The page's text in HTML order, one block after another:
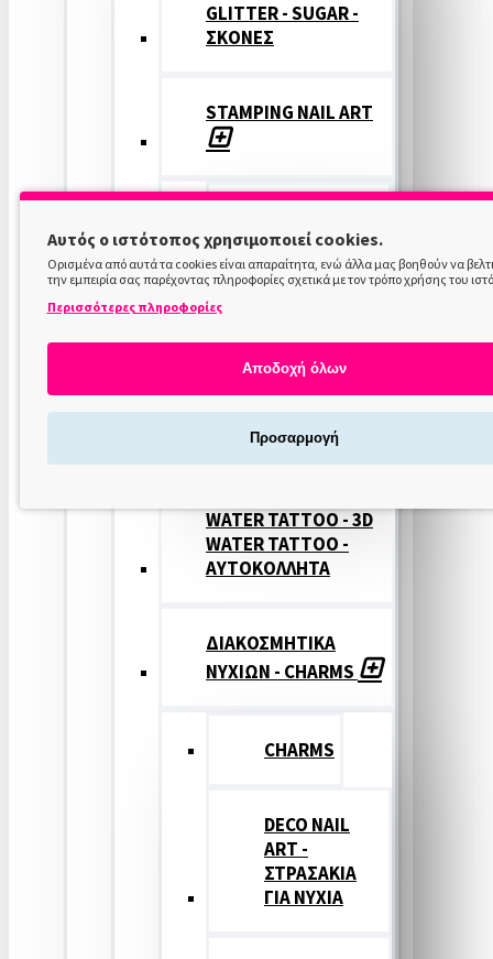
GLITTER - SUGAR -
ΣΚΟΝΕΣ
STAMPING NAIL ART
COLOR
ΝΥΧΙΩΝ
ΣΦΡΑΓΙΔΕΣ
ΝΥΧΙΩΝ
WATER TATTOO - 3D
WATER TATTOO -
ΑΥΤΟΚΟΛΛΗΤΑ
ΔΙΑΚΟΣΜΗΤΙΚΑ
ΝΥΧΙΩΝ - CHARMS
CHARMS
DECO NAIL
ART -
ΣΤΡΑΣΑΚΙΑ
ΓΙΑ ΝΥΧΙΑ
Αυτός ο ιστότοπος χρησιμοποιεί cookies.
Ορισμένα από αυτά τα cookies είναι απαραίτητα, ενώ άλλα μας βοηθούν να
την εμπειρία σας παρέχοντας πληροφορίες σχετικά με τον τρόπο χρήσης του
Περισσότερες πληροφορίες
Αποδοχή όλων
Προσαρμογή